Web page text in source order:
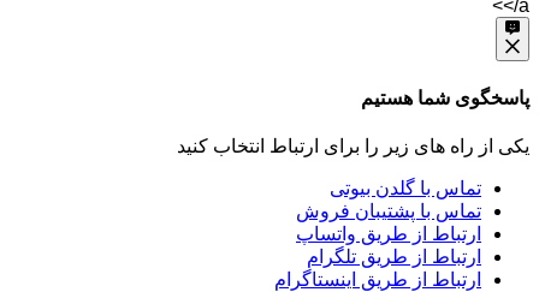
</a>
پاسخگوی شما هستیم
یکی از راه های زیر را برای ارتباط انتخاب کنید
تماس با گلدن بیوتی
تماس با پشتیبان فروش
ارتباط از طریق واتساپ
ارتباط از طریق تلگرام
ارتباط از طریق اینستاگرام